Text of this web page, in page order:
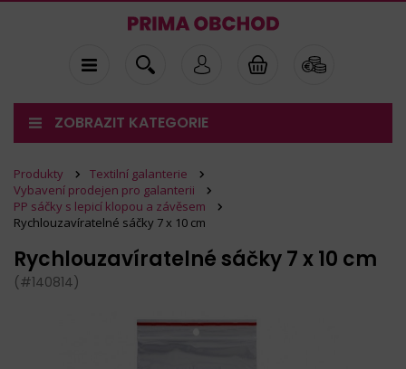
ZOBRAZIT KATEGORIE
Produkty
Textilní galanterie
Vybavení prodejen pro galanterii
PP sáčky s lepicí klopou a závěsem
Rychlouzavíratelné sáčky 7 x 10 cm
Rychlouzavíratelné sáčky 7 x 10 cm
(#140814)